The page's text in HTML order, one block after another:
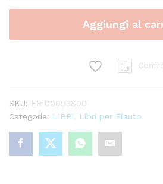
Flauto
51
Progressivi
-
Per
Due
Flauti
Aggiungi al
SKU: ER 00093800
Categorie: LIBRI Libri per Flauto